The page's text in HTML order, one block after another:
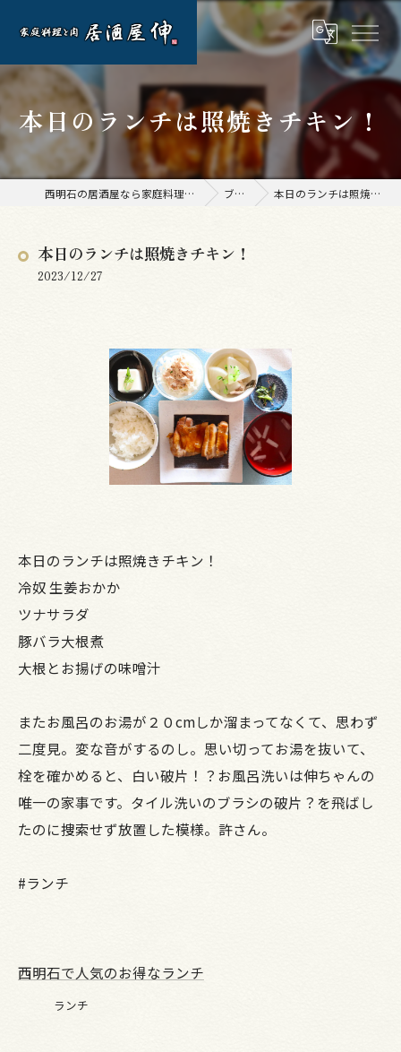
本日のランチは照焼きチキン！
西明石の居酒屋なら家庭料理と肉 居酒屋 伸 ブログ 本日のランチは照焼きチキン！
本日のランチは照焼きチキン！
2023/12/27
本日のランチは照焼きチキン！
冷奴 生姜おかか
ツナサラダ
豚バラ大根煮
大根とお揚げの味噌汁
またお風呂のお湯が２０cmしか溜まってなくて、思わず
二度見。変な音がするのし。思い切ってお湯を抜いて、
栓を確かめると、白い破片！？お風呂洗いは伸ちゃんの
唯一の家事です。タイル洗いのブラシの破片？を飛ばし
たのに捜索せず放置した模様。許さん。
#ランチ
西明石で人気のお得なランチ
ランチ